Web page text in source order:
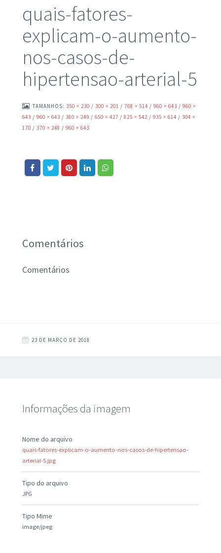
quais-fatores-
explicam-o-aumento-
nos-casos-de-
hipertensao-arterial-5
TAMANHOS: 350 × 230 / 300 × 201 / 768 × 514 / 960 × 643 / 960 ×
643 / 960 × 643 / 380 × 249 / 650 × 427 / 825 × 542 / 935 × 614 / 304 ×
170 / 370 × 248 / 960 × 643
Comentários
Comentários
23 DE MARÇO DE 2018
Informações da imagem
Nome do arquivo
quais-fatores-explicam-o-aumento-nos-casos-de-hipertensao-
arterial-5.jpg
Tipo do arquivo
JPG
Tipo Mime
image/jpeg